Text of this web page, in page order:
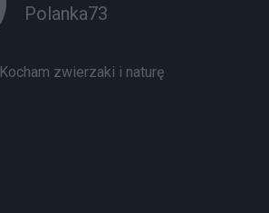
Polanka73
Kocham zwierzaki i naturę